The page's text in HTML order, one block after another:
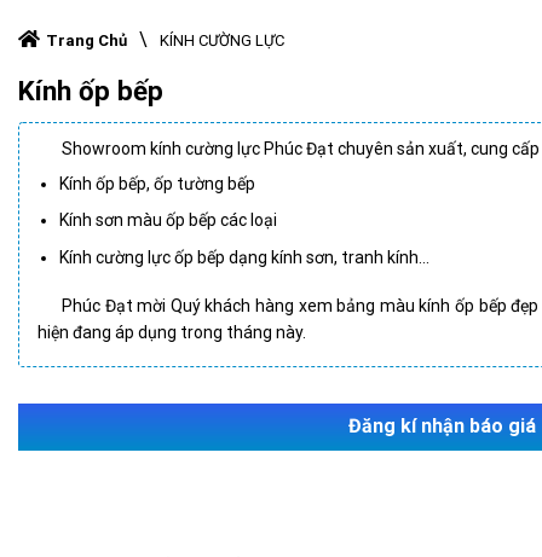
Trang Chủ \ KÍNH CƯỜNG LỰC
Kính ốp bếp
Showroom kính cường lực Phúc Đạt chuyên sản xuất, cung
Kính ốp bếp, ốp tường bếp
Kính sơn màu ốp bếp các loại
Kính cường lực ốp bếp dạng kính sơn, tranh kính…
Phúc Đạt mời Quý khách hàng xem bảng màu kính ốp bếp
hiện đang áp dụng trong tháng này.
Đăng kí nhận báo giá